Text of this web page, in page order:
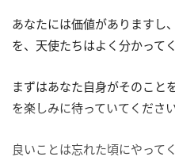
あなたには価値がありますし
を、天使たちはよく分かって
まずはあなた自身がそのこと
を楽しみに待っていてください
良いことは忘れた頃にやって